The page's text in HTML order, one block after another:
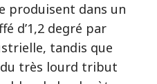
produisent dans un
d’1,2 degré par
tandis que
très lourd tribut